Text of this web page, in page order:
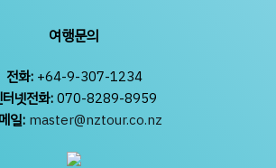
여행문의
전화:+64-9-307-1234
터넷전화:070-8289-8959
일: master@nztour.co.nz